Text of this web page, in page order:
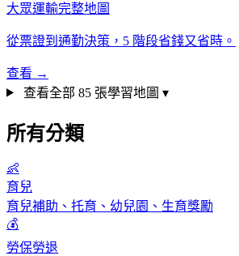
大眾運輸完整地圖
從票證到通勤決策，5 階段省錢又省時。
查看 →
查看全部 85 張學習地圖 ▾
所有分類
👶
育兒
育兒補助、托育、幼兒園、生育獎勵
💰
勞保勞退